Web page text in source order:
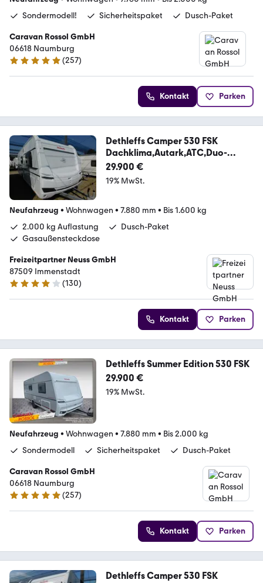
Sondermodell!
Sicherheitspaket Dusch-Paket
Caravan Rossol GmbH
06618 Naumburg
4.8 Sterne
(257)
Kontakt Parken
Dethleffs Camper 530 FSK
Dachklima,Autark,ATC,Duo-
Control
29.900 €
19% MwSt.
Neufahrzeug • Wohnwagen • 7.880 mm • Bis 1.600 kg
2.000 kg Auflastung
Dusch-Paket
Gasaußensteckdose
Freizeitpartner Neuss GmbH
87509 Immenstadt
4.2 Sterne
(130)
Kontakt Parken
Dethleffs Summer Edition 530 FSK
29.900 €
19% MwSt.
Neufahrzeug • Wohnwagen • 7.880 mm • Bis 2.000 kg
Sondermodell
Sicherheitspaket Dusch-Paket
Caravan Rossol GmbH
06618 Naumburg
4.8 Sterne
(257)
Kontakt Parken
Dethleffs Camper 530 FSK